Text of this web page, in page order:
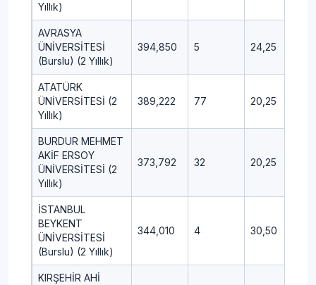
Yıllık)
AVRASYA
ÜNİVERSİTESİ
(Burslu) (2 Yıllık)
394,850 5 24,25
ATATÜRK
ÜNİVERSİTESİ (2
Yıllık)
389,222 77 20,25
BURDUR MEHMET
AKİF ERSOY
ÜNİVERSİTESİ (2
Yıllık)
373,792 32 20,25
İSTANBUL
BEYKENT
ÜNİVERSİTESİ
(Burslu) (2 Yıllık)
344,010 4 30,50
KIRŞEHİR AHİ